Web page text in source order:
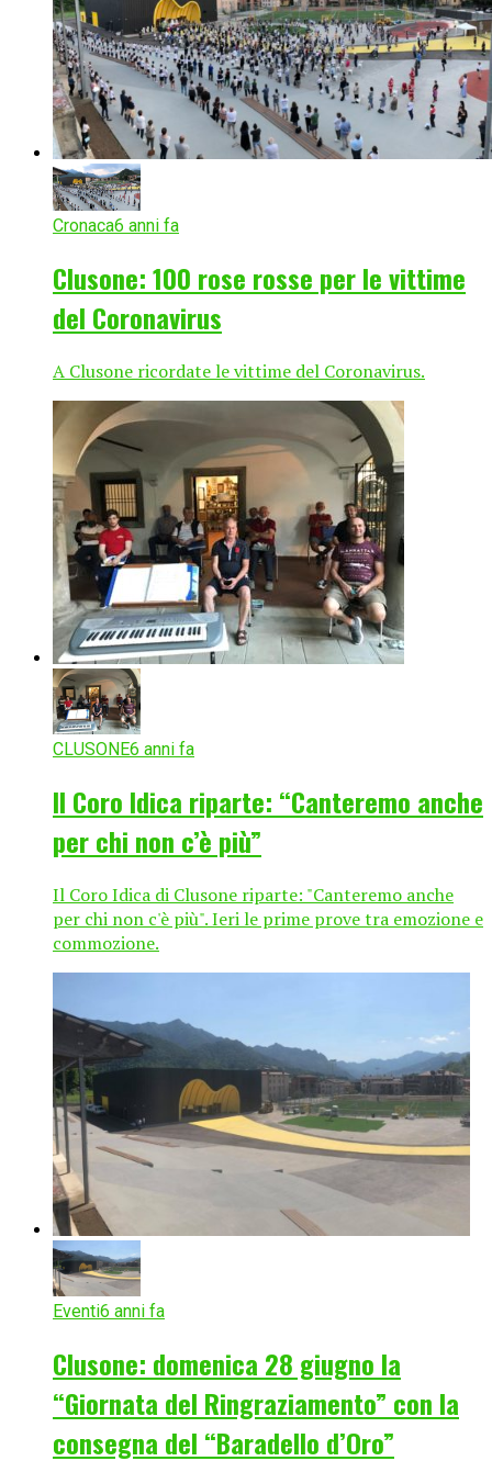
Cronaca6 anni fa
Clusone: 100 rose rosse per le vittime
del Coronavirus
A Clusone ricordate le vittime del Coronavirus.
CLUSONE6 anni fa
Il Coro Idica riparte: “Canteremo anche
per chi non c’è più”
Il Coro Idica di Clusone riparte: "Canteremo anche
per chi non c'è più". Ieri le prime prove tra emozione e
commozione.
Eventi6 anni fa
Clusone: domenica 28 giugno la
“Giornata del Ringraziamento” con la
consegna del “Baradello d’Oro”